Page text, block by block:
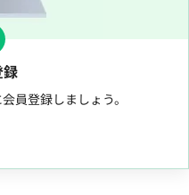
録
員登録しましょう。